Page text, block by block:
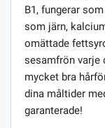
B1, fungerar
som järn,
omättade
sesamfrön varje
mycket bra
dina måltider
garanterade!